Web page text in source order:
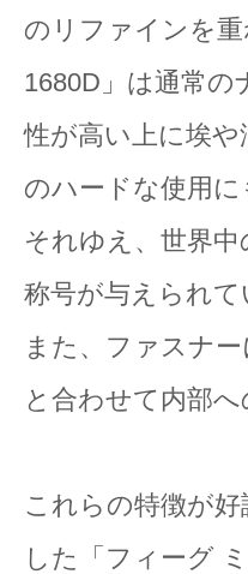
のリファインを
1680D」は通常の
性が高い上に埃
のハードな使用
それゆえ、世界
称号が与えられて
また、ファスナ
と合わせて内部へ
これらの特徴が
した「フィーグ